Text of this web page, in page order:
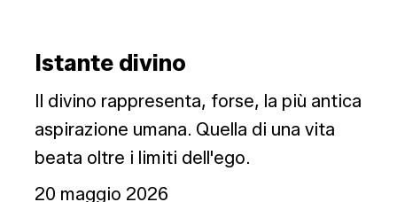
divino
Istante divino
Il divino rappresenta, forse, la più antica
aspirazione umana. Quella di una vita
beata oltre i limiti dell'ego.
20 maggio 2026